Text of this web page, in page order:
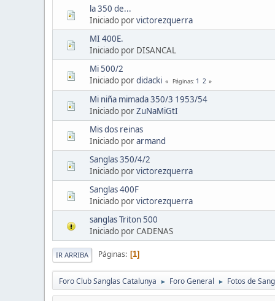
la 350 de...
Iniciado porvictorezquerra
MI 400E.
Iniciado por DISANCAL
Mi 500/2
Iniciado pordidacki Páginas 1 2
Mi niña mimada 350/3 1953/54
Iniciado porZuNaMiGtI
Mis dos reinas
Iniciado porarmand
Sanglas 350/4/2
Iniciado porvictorezquerra
Sanglas 400F
Iniciado porvictorezquerra
sanglas Triton 500
Iniciado por CADENAS
IR ARRIBA Páginas 1
Foro Club Sanglas Catalunya ► Foro General ► Fotos de